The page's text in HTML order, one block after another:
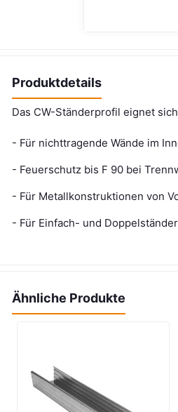
Produktdetails
Das CW-Ständerprofil eignet
- Für nichttragende Wände im
- Feuerschutz bis F 90 bei
- Für Metallkonstruktionen von
- Für Einfach- und
Ähnliche Produkte